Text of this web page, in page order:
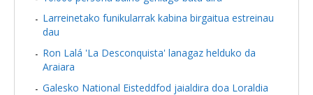
Larreinetako funikularrak kabina birgaitua estreinau
dau
Ron Lalá 'La Desconquista' lanagaz helduko da
Araiara
Galesko National Eisteddfod jaialdira doa Loraldia